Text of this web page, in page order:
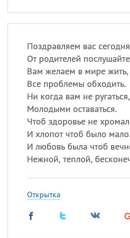
Поздравляем вас
От родителей
Вам желаем в мире жить,
Все проблемы обходить.
Ни когда вам не ругаться,
Молодыми оставаться.
Чтоб здоровье не
И хлопот чтоб было мало.
И любовь была чтоб
Нежной, теплой,
Открытка